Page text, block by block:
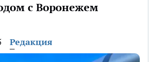
с Воронежем
Редакция